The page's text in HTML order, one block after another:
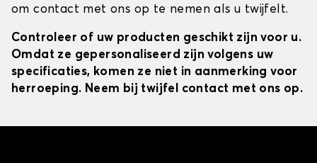
om contact met ons op te nemen als u twijfelt.
Controleer of uw producten geschikt zijn voor u.
Omdat ze gepersonaliseerd zijn volgens uw
specificaties, komen ze niet in aanmerking voor
herroeping. Neem bij twijfel contact met ons op.